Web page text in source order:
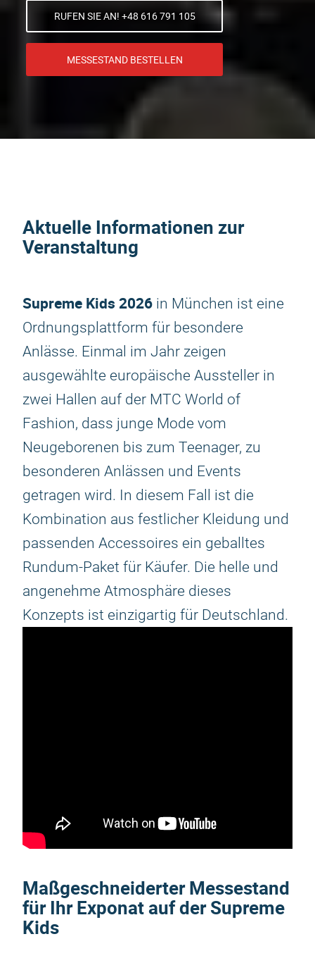
RUFEN SIE AN! +48 616 791 105
MESSESTAND BESTELLEN
Aktuelle Informationen zur
Veranstaltung
Supreme Kids 2026 in München ist eine
Ordnungsplattform für besondere
Anlässe. Einmal im Jahr zeigen
ausgewählte europäische Aussteller in
zwei Hallen auf der MTC World of
Fashion, dass junge Mode vom
Neugeborenen bis zum Teenager, zu
besonderen Anlässen und Events
getragen wird. In diesem Fall ist die
Kombination aus festlicher Kleidung und
passenden Accessoires ein geballtes
Rundum-Paket für Käufer. Die helle und
angenehme Atmosphäre dieses
Konzepts ist einzigartig für Deutschland.
Maßgeschneiderter Messestand
für Ihr Exponat auf der Supreme
Kids